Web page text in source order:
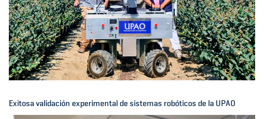
Exitosa validación experimental de sistemas robóticos de la UPAO